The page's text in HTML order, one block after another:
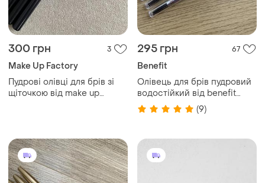
300 грн 3
Make Up Factory
Пудрові олівці для брів зі
щіточкою від make up
295 грн 67
Benefit
Олівець для брів пудровий
водостійкий від benefit
gimme brow + volumizing
pencil
(9)